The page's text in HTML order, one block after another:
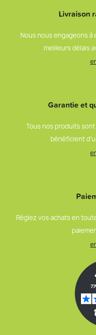
Livraison
Nous nous engageons à
meilleurs délais
Garantie et
Tous nos produits
bénéficient
Réglez vos achats en